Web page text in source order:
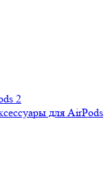
2
для AirPods